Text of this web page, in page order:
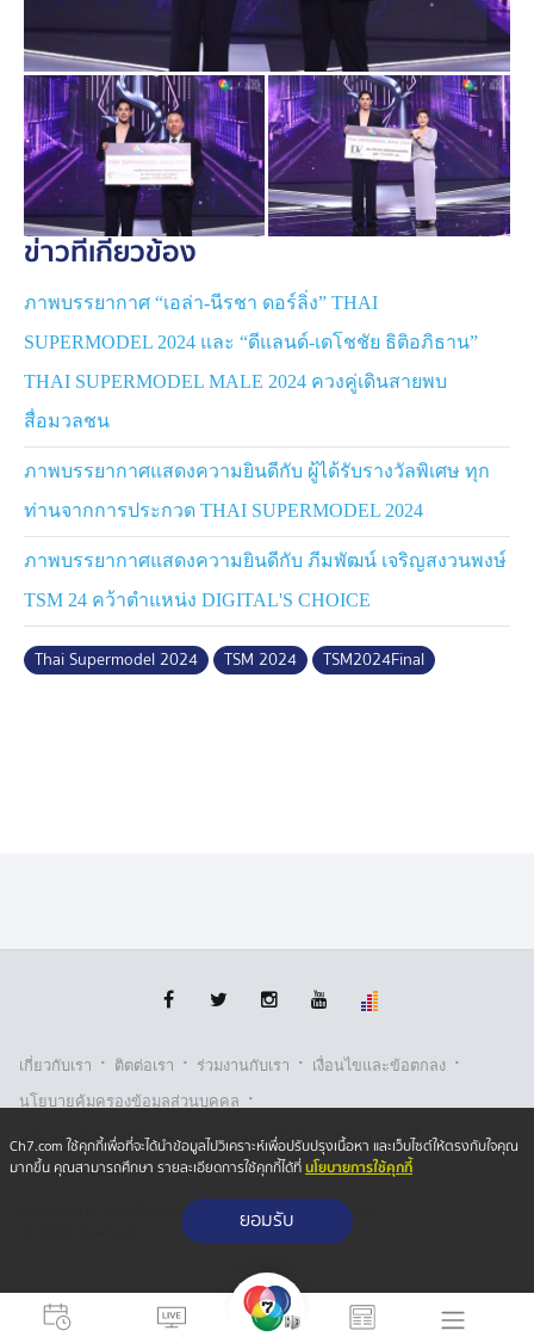
#ICONSIAM
#TeroEntertainment
#saranghair
#CHATcosmetics
#โรงพยาบาลบางปะกอก1
#ดีวีเน่
#iAM
#bROTHERSMUSIC
#BUGABOOTV
#HiltonGardenInnBangkokRiverside
#FuzioCatering
#TSM2024Final #ThaiSuperModel2024 #ThaiSup
#TSM2024 #Ch7HDEntertainment #Ch7HD #ดูทีวี
ข่าวที่เกี่ยวข้อง
ภาพบรรยากาศ “เอล่า-นีรชา ดอร์ลิ่ง” THAI
SUPERMODEL 2024 และ “ดีแลนด์-เดโชชัย ธิติอภิธาน”
THAI SUPERMODEL MALE 2024 ควงคู่เดินสายพบ
สื่อมวลชน
ภาพบรรยากาศแสดงความยินดีกับ ผู้ได้รับรางวัลพิเศษ ทุก
ท่านจากการประกวด THAI SUPERMODEL 2024
ภาพบรรยากาศแสดงความยินดีกับ ภีมพัฒน์ เจริญสงวนพงษ์
TSM 24 คว้าตำแหน่ง DIGITAL'S CHOICE
Thai Supermodel 2024 TSM 2024 TSM2024Final
เกี่ยวกับเรา · ติตต่อเรา · ร่วมงานกับเรา · เงื่อนไขและข้อตกลง ·
นโยบายคุ้มครองข้อมูลส่วนบุคคล ·
นโยบายคุ้มครองข้อมูลส่วนบุคคล (ออนไลน์) · นโยบายคุกกี้ ·
รับเรื่องร้องเรียน
Copyright © 2026 Bangkok Broadcasting & T.V. Co.,Ltd.
Ch7.com ใช้คุกกี้เพื่อที่จะได้นำข้อมูลไปวิเคราะห์เพื่อปรับปรุงเนื้อหา และเว็บไซต์ให้ตรงกับใจคุณ
มากขึ้น คุณสามารถศึกษา รายละเอียดการใช้คุกกี้ได้ที่นโยบายการใช้คุกกี้
ยอมรับ